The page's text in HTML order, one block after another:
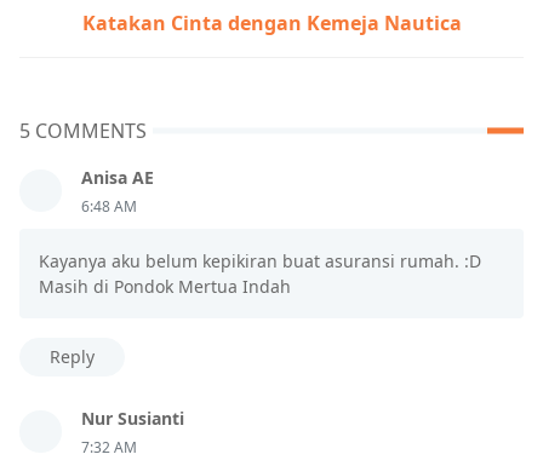
Katakan Cinta dengan Kemeja Nautica
5 COMMENTS
Anisa AE
6:48 AM
Kayanya aku belum kepikiran buat asuransi rumah. :D
Masih di Pondok Mertua Indah
Reply
Nur Susianti
7:32 AM